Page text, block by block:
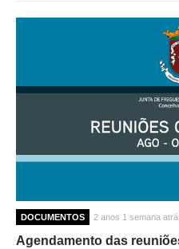
DOCUMENTOS 2 anos 1 semana
Agendamento das